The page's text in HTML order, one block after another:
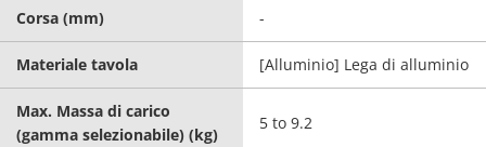
Corsa (mm) -
Materiale tavola [Alluminio] Lega di alluminio
Max. Massa di carico
(gamma selezionabile) (kg)
5 to 9.2